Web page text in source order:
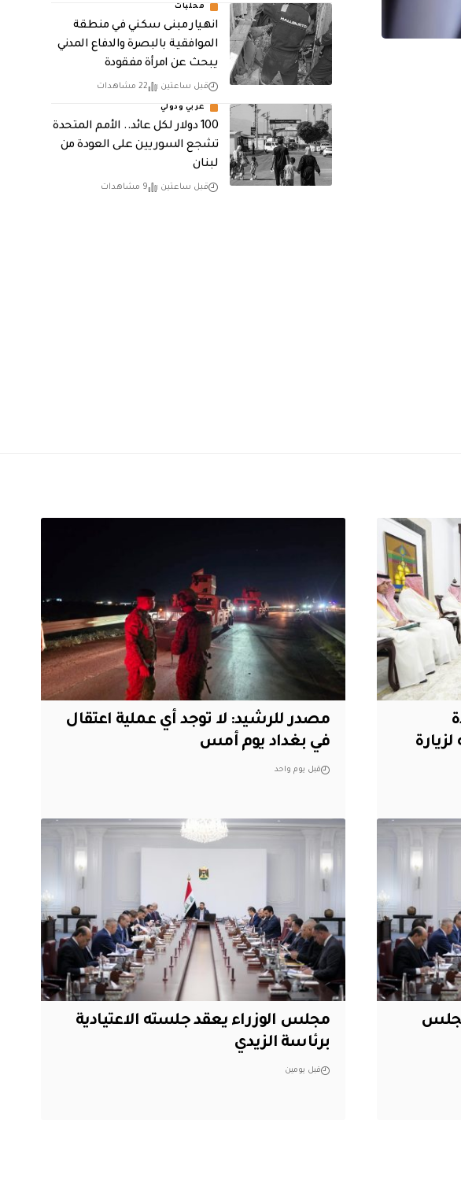
محليات
انهيار مبنى سكني في منطقة
الموافقية بالبصرة والدفاع المدني
يبحث عن امرأة مفقودة
قبل ساعتين 22 مشاهدات
عربي ودولي
100 دولار لكل عائد.. الأمم المتحدة
تشجع السوريين على العودة من
لبنان
قبل ساعتين 9 مشاهدات
مصدر للرشيد: لا توجد أي عملية اعتقال
في بغداد يوم أمس
قبل يوم واحد
مجلس الوزراء يعقد جلسته الاعتيادية
برئاسة الزيدي
قبل يومين